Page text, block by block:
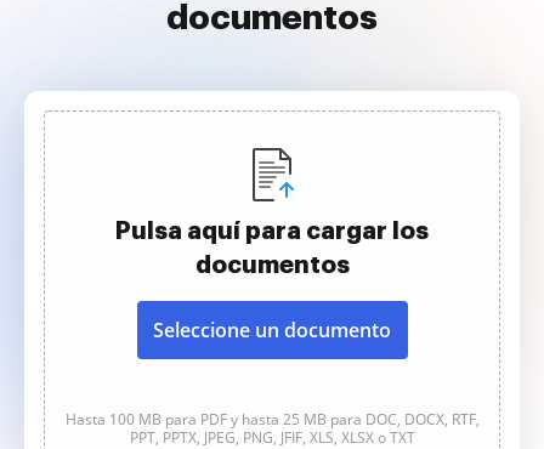
documentos
Pulsa aquí para cargar los
documentos
Seleccione un documento
Hasta 100 MB para PDF y hasta 25 MB para DOC, DOCX, RTF,
PPT, PPTX, JPEG, PNG, JFIF, XLS, XLSX o TXT